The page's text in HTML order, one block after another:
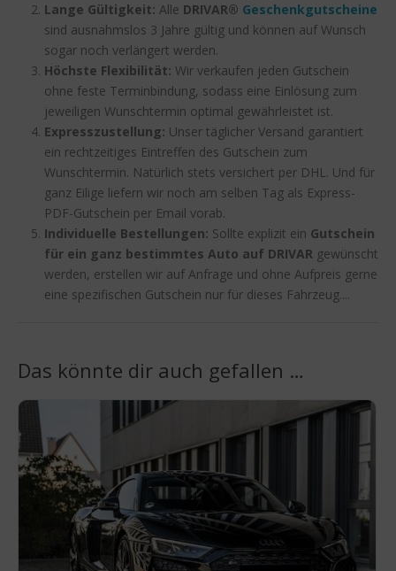
Lange Gültigkeit: Alle DRIVAR® Geschenkgutscheine
sind ausnahmslos 3 Jahre gültig und können auf Wunsch
sogar noch verlängert werden.
Höchste Flexibilität: Wir verkaufen jeden Gutschein
ohne feste Terminbindung, sodass eine Einlösung zum
jeweiligen Wunschtermin optimal gewährleistet ist.
Expresszustellung: Unser täglicher Versand garantiert
ein rechtzeitiges Eintreffen des Gutschein zum
Wunschtermin. Natürlich stets versichert per DHL. Und für
ganz Eilige liefern wir noch am selben Tag als Express-
PDF-Gutschein per Email vorab.
Individuelle Bestellungen: Sollte explizit ein Gutschein
für ein ganz bestimmtes Auto auf DRIVAR gewünscht
werden, erstellen wir auf Anfrage und ohne Aufpreis gerne
eine spezifischen Gutschein nur für dieses Fahrzeug....
Das könnte dir auch gefallen …